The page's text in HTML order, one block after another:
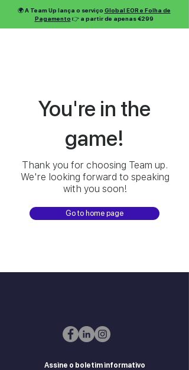
🌍 A Team Up lança o serviço Global EOR e Folha de
Pagamento 👉 a partir de apenas €299
You're in the
game!
Thank you for choosing Team up.
We're looking forward to speaking
with you soon!
Go to home page
Assine o boletim informativo